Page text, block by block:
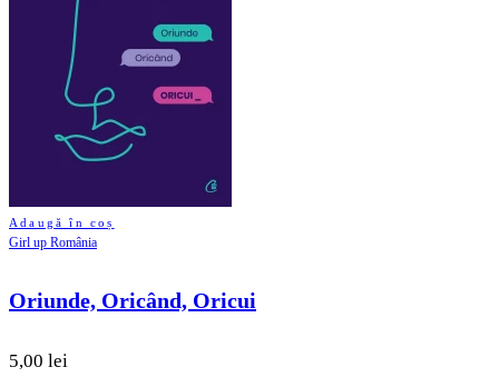
Adaugă în coș
Girl up România
Oriunde, Oricând, Oricui
5,00 lei